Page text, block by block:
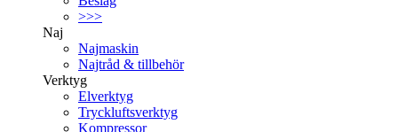
>>>
Naj
Najmaskin
Najtråd & tillbehör
Verktyg
Elverktyg
Tryckluftsverktyg
Kompressor